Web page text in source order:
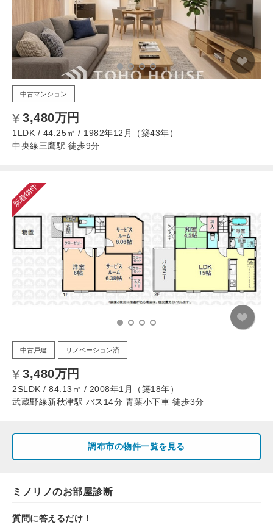
中古マンション
3,480万円
1LDK / 44.25㎡ / 1982年12月（築43年）
中央線三鷹駅 徒歩9分
新着物件
中古戸建 リノベーション済
3,480万円
2SLDK / 84.13㎡ / 2008年1月（築18年）
武蔵野線新秋津駅 バス14分 青葉小下車 徒歩3分
調布市の物件一覧を見る
ミノリノのお部屋診断
質問に答えるだけ！